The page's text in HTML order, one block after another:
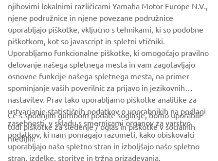
Spodbujanje družbene odgovornosti podjetij
VEČ O TEM
PODJETJA
ZA PODJETJA
njihovimi lokalnimi različicami Yamaha Motor Europe N.V.,
njene podružnice in njene povezane podružnice
uporabljajo piškotke, vključno s tehnikami, ki so podobne
piškotkom, kot so javascript in spletni vtičniki.
Uporabljamo funkcionalne piškotke, ki omogočajo pravilno
delovanje našega spletnega mesta in vam zagotavljajo
osnovne funkcije našega spletnega mesta, na primer
spominjanje vaših poverilnic za prijavo in jezikovnih
nastavitev. Prav tako uporabljamo piškotke analitike za
ustvarjanje statističnih podatkov o uporabnikih na podlagi
zasebnosti, v skladu s smernicami organov za varstvo
podatkov, ki nam pomagajo razumeti, kako obiskovalci
uporabljajo našo spletno stran in izboljšajo našo spletno
stran, izdelke, storitve in tržna prizadevanja.
Če s spodnjim gumbom podate soglasje, bomo uporabili
tudi piškotke za sledenje / oglas in piškotke v socialnih
medijih: